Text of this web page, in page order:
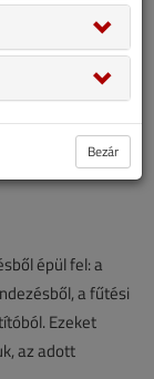
épül fel: a
a fűtési
Ezeket
az adott
Bezár